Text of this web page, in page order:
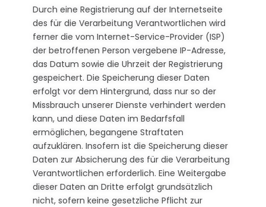
Durch eine Registrierung auf der Internetseite
des für die Verarbeitung Verantwortlichen wird
ferner die vom Internet-Service-Provider (ISP)
der betroffenen Person vergebene IP-Adresse,
das Datum sowie die Uhrzeit der Registrierung
gespeichert. Die Speicherung dieser Daten
erfolgt vor dem Hintergrund, dass nur so der
Missbrauch unserer Dienste verhindert werden
kann, und diese Daten im Bedarfsfall
ermöglichen, begangene Straftaten
aufzuklären. Insofern ist die Speicherung dieser
Daten zur Absicherung des für die Verarbeitung
Verantwortlichen erforderlich. Eine Weitergabe
dieser Daten an Dritte erfolgt grundsätzlich
nicht, sofern keine gesetzliche Pflicht zur